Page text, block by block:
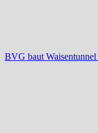
BVG baut Waisentunnel